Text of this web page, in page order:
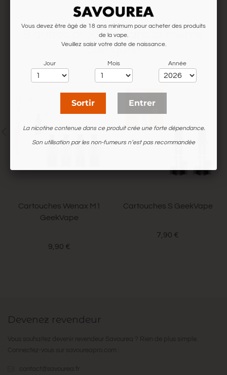
catégorie
Cartouches Wenax M1
GeekVape
9,90 €
Cartouches S GeekVape
7,90 €
Devenez revendeur
Vous devez être âgé de 18 ans minimum pour acheter des produits
de la vape.
Veuillez saisir votre date de naissance.
Jour Mois Année
Sortir Entrer
La nicotine contenue dans ce produit crée une forte dépendance.
Son utilisation par les non-fumeurs n’est pas recommandée